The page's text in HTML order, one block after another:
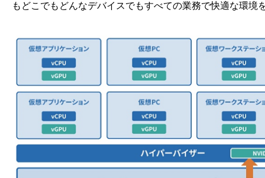
もどこでもどんなデバイスでもすべての業務で快適な環境